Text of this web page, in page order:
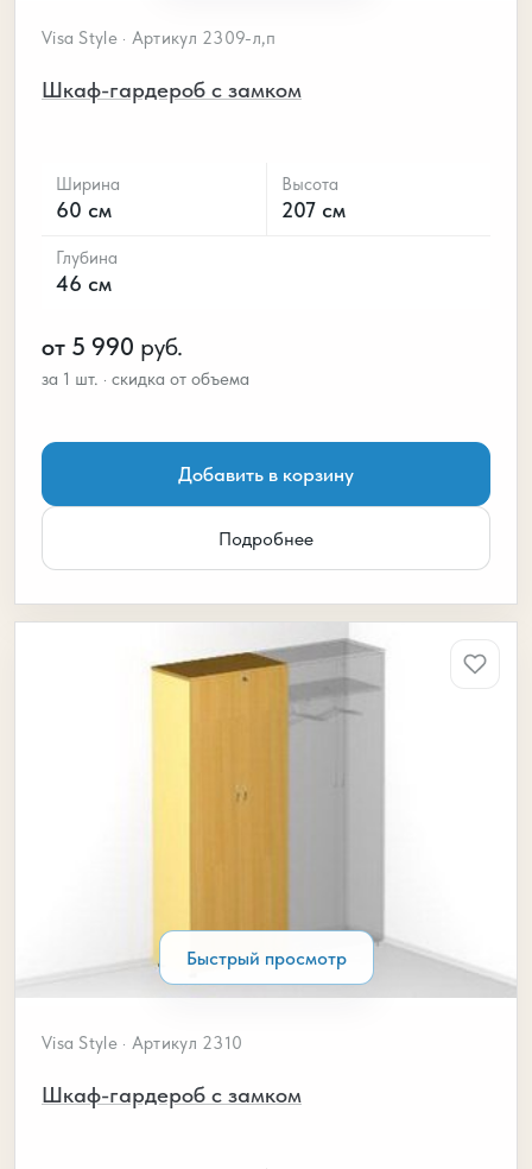
Visa Style · Артикул 2309-л,п
Шкаф-гардероб с замком
Ширина
60 см
Высота
207 см
Глубина
46 см
от 5 990 руб.
Добавить в корзину
Подробнее
Быстрый просмотр
Visa Style · Артикул 2310
Шкаф-гардероб с замком